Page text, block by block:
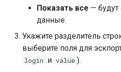
Горячие клавиши в проекте
Показать все —
данные.
Укажите разделитель
выберите поля для
login и value ).